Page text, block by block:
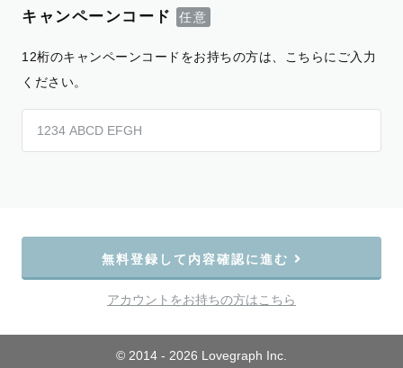
キャンペーンコード
12桁のキャンペーンコードをお持ちの方は、こちらにご入力
ください。
無料登録して内容確認に進む
アカウントをお持ちの方はこちら
© 2014 - 2026 Lovegraph Inc.